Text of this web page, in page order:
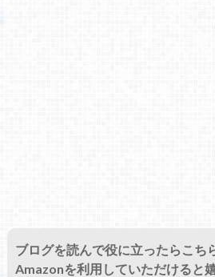
ブログを読んで役に立ったらこち
Amazonを利用していただけると